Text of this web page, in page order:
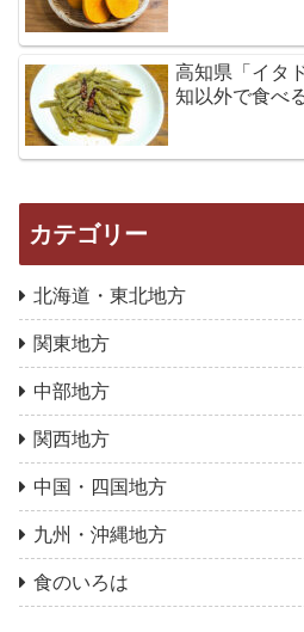
高知県「イタ
知以外で食べ
カテゴリー
北海道・東北地方
関東地方
中部地方
関西地方
中国・四国地方
九州・沖縄地方
食のいろは